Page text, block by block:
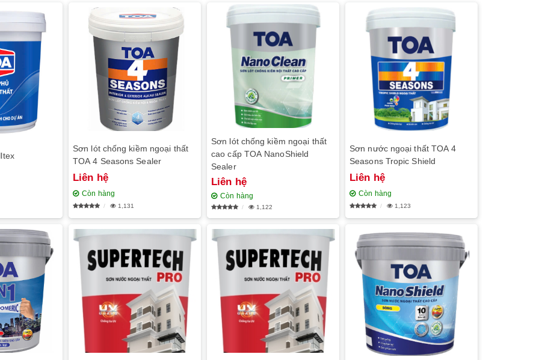
Sơn lót chống kiềm ngoại thất
TOA 4 Seasons Sealer
Liên hệ
Còn hàng
1,131
Sơn lót chống kiềm ngoại thất
cao cấp TOA NanoShield
Sealer
Liên hệ
Còn hàng
1,122
Sơn nước ngoại thất TOA 4
Seasons Tropic Shield
Liên hệ
Còn hàng
1,123